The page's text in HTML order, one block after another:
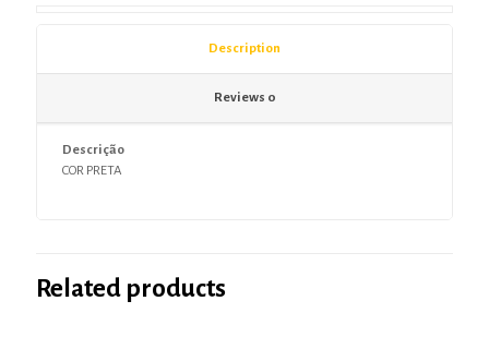
Description
Reviews 0
Descrição
COR PRETA
Related products